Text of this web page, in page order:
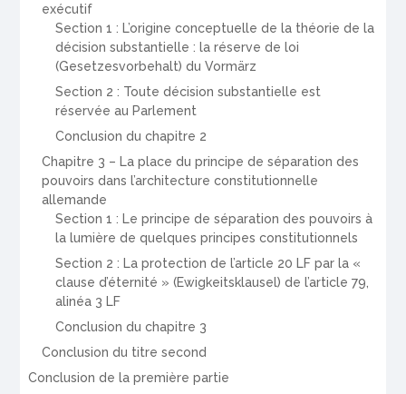
exécutif
Section 1 : L’origine conceptuelle de la théorie de la
décision substantielle : la réserve de loi
(Gesetzesvorbehalt) du Vormärz
Section 2 : Toute décision substantielle est
réservée au Parlement
Conclusion du chapitre 2
Chapitre 3 – La place du principe de séparation des
pouvoirs dans l’architecture constitutionnelle
allemande
Section 1 : Le principe de séparation des pouvoirs à
la lumière de quelques principes constitutionnels
Section 2 : La protection de l’article 20 LF par la «
clause d’éternité » (Ewigkeitsklausel) de l’article 79,
alinéa 3 LF
Conclusion du chapitre 3
Conclusion du titre second
Conclusion de la première partie